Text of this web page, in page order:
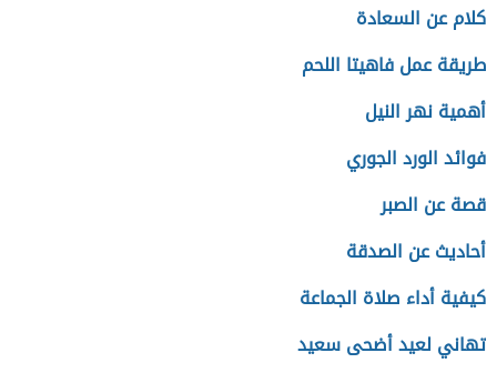
كلام عن السعادة
طريقة عمل فاهيتا اللحم
أهمية نهر النيل
فوائد الورد الجوري
قصة عن الصبر
أحاديث عن الصدقة
كيفية أداء صلاة الجماعة
تهاني لعيد أضحى سعيد